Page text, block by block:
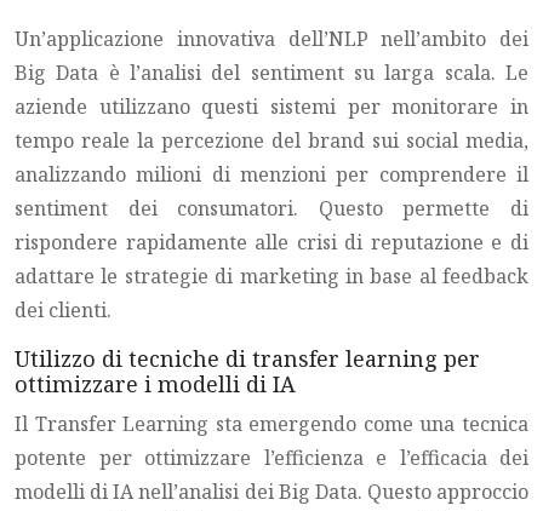
Un’applicazione innovativa dell’NLP nell’ambito dei
Big Data è l’analisi del sentiment su larga scala. Le
aziende utilizzano questi sistemi per monitorare in
tempo reale la percezione del brand sui social media,
analizzando milioni di menzioni per comprendere il
sentiment dei consumatori. Questo permette di
rispondere rapidamente alle crisi di reputazione e di
adattare le strategie di marketing in base al feedback
dei clienti.
Utilizzo di tecniche di transfer learning per
ottimizzare i modelli di IA
Il Transfer Learning sta emergendo come una tecnica
potente per ottimizzare l’efficienza e l’efficacia dei
modelli di IA nell’analisi dei Big Data. Questo approccio